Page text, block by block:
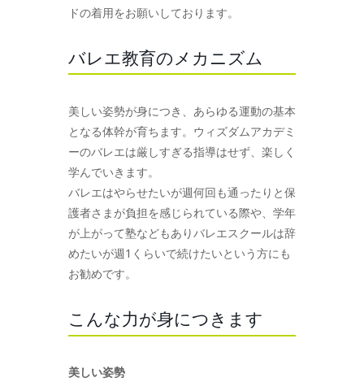
ドの着用をお願いしております。
バレエ教育のメカニズム
美しい姿勢が身につき、あらゆる運動の基本
となる体幹が育ちます。ウィズダムアカデミ
ーのバレエは厳しすぎる指導はせず、楽しく
学んでいきます。
バレエはやらせたいが週何回も通ったりと保
護者さまが負担を感じられている際や、学年
が上がって塾などもありバレエスクールは辞
めたいが週1くらいで続けたいという方にも
お勧めです。
こんな力が身につきます
美しい姿勢